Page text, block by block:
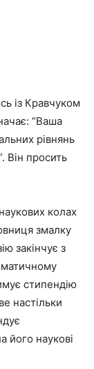
із Кравчуком
“Ваша
рівнянь
Він просить
колах
змалку
закінчує з
стипендію
настільки
його наукові